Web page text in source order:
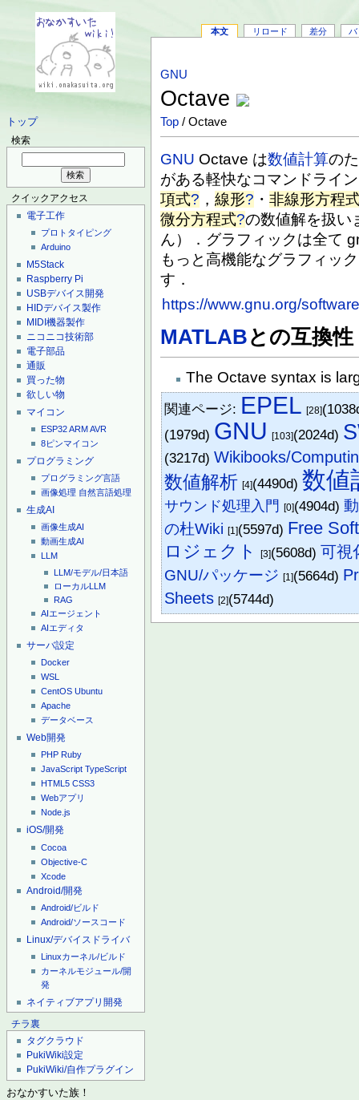
トップ
検索
クイックアクセス
電子工作
プロトタイピング
Arduino
M5Stack
Raspberry Pi
USBデバイス開発
HIDデバイス製作
MIDI機器製作
ニコニコ技術部
電子部品
通販
買った物
欲しい物
マイコン
ESP32ARMAVR
8ピンマイコン
プログラミング
プログラミング言語
画像処理 自然言語処理
生成AI
画像生成AI
動画生成AI
LLM
LLM/モデル/日本語
ローカルLLM
RAG
AIエージェント
AIエディタ
サーバ設定
Docker
WSL
CentOS Ubuntu
Apache
データベース
Web開発
PHP Ruby
JavaScript TypeScript
HTML5 CSS3
Webアプリ
Node.js
iOS/開発
Cocoa
Objective-C
Xcode
Android/開発
Android/ビルド
Android/ソースコード
Linux/デバイスドライバ
Linuxカーネル/ビルド
カーネルモジュール/開
発
ネイティブアプリ開発
チラ裏
タグクラウド
PukiWiki設定
PukiWiki/自作プラグイン
おなかすいた族！
本文 リロード 差分 バ
GNU
Octave
Top / Octave
GNU Octave は数値計算の
がある軽快なコマンドライ
項式? ，線形? ・非線形方程
微分方程式?の数値解を扱い
ん）．グラフィックは全て
もっと高機能なグラフィッ
す．
https://www.gnu.org/
MATLABとの互換性
The Octave syntax is
関連ページ: EPEL [28]
(1979d) GNU [103](2024d)
(3217d)Wikibooks/
数値解析 [4](4490d)数値
サウンド処理入門 [0](4904d)
の杜Wiki [1](5597d) Free
ロジェクト
[3](5608d) 可視
GNU/パッケージ [1](5664d)
Sheets [2](5744d)